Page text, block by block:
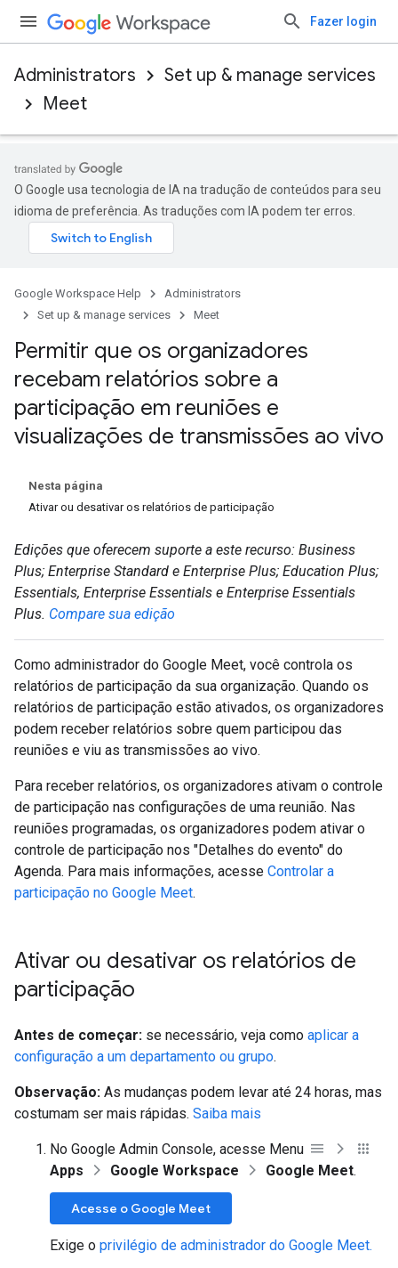
Fazer login
Administrators
Set up & manage services
Meet
O Google usa tecnologia de IA na tradução de conteúdos para seu
idioma de preferência. As traduções com IA podem ter erros.
Google Workspace Help
Administrators
Set up & manage services
Meet
Permitir que os organizadores
recebam relatórios sobre a
participação em reuniões e
visualizações de transmissões ao vivo
Nesta página
Ativar ou desativar os relatórios de participação
Edições que oferecem suporte a este recurso: Business
Plus; Enterprise Standard e Enterprise Plus; Education Plus;
Essentials, Enterprise Essentials e Enterprise Essentials
Plus. Compare sua edição
Como administrador do Google Meet, você controla os
relatórios de participação da sua organização. Quando os
relatórios de participação estão ativados, os organizadores
podem receber relatórios sobre quem participou das
reuniões e viu as transmissões ao vivo.
Para receber relatórios, os organizadores ativam o controle
de participação nas configurações de uma reunião. Nas
reuniões programadas, os organizadores podem ativar o
controle de participação nos "Detalhes do evento" do
Agenda. Para mais informações, acesse Controlar a
participação no Google Meet.
Ativar ou desativar os relatórios de
participação
Antes de começar: se necessário, veja como aplicar a
configuração a um departamento ou grupo.
Observação: As mudanças podem levar até 24 horas, mas
costumam ser mais rápidas. Saiba mais
No Google Admin Console, acesse Menu
Apps
Google Workspace Google Meet.
Acesse o Google Meet
Exige o privilégio de administrador do Google Meet.